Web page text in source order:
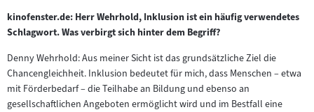
kinofenster.de: Herr Wehrhold, Inklusion ist ein häufig verwendetes
Schlagwort. Was verbirgt sich hinter dem Begriff?
Denny Wehrhold: Aus meiner Sicht ist das grundsätzliche Ziel die
Chancengleichheit. Inklusion bedeutet für mich, dass Menschen – etwa
mit Förderbedarf – die Teilhabe an Bildung und ebenso an
gesellschaftlichen Angeboten ermöglicht wird und im Bestfall eine